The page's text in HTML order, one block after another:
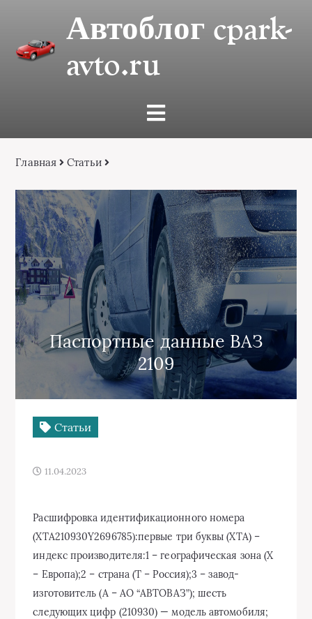
Автоблог cpark-
avto.ru
Главная Статьи
Паспортные данные ВАЗ
2109
Статьи
11.04.2023
Расшифровка идентификационного номера
(XTA210930Y2696785):первые три буквы (XTA) –
индекс производителя:1 – географическая зона (Х
– Европа);2 – страна (Т – Россия);3 – завод-
изготовитель (А – АО “АВТОВАЗ”); шесть
следующих цифр (210930) — модель автомобиля;